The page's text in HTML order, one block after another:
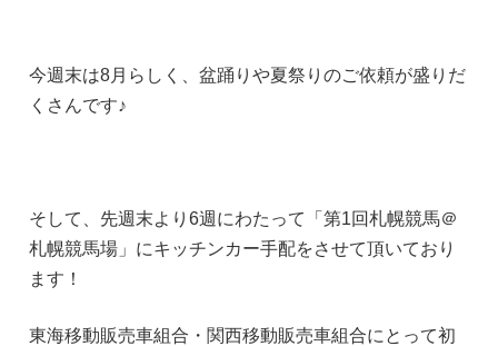
今週末は8月らしく、盆踊りや夏祭りのご依頼が盛りだ
くさんです♪
そして、先週末より6週にわたって「第1回札幌競馬＠
札幌競馬場」にキッチンカー手配をさせて頂いており
ます！
東海移動販売車組合・関西移動販売車組合にとって初